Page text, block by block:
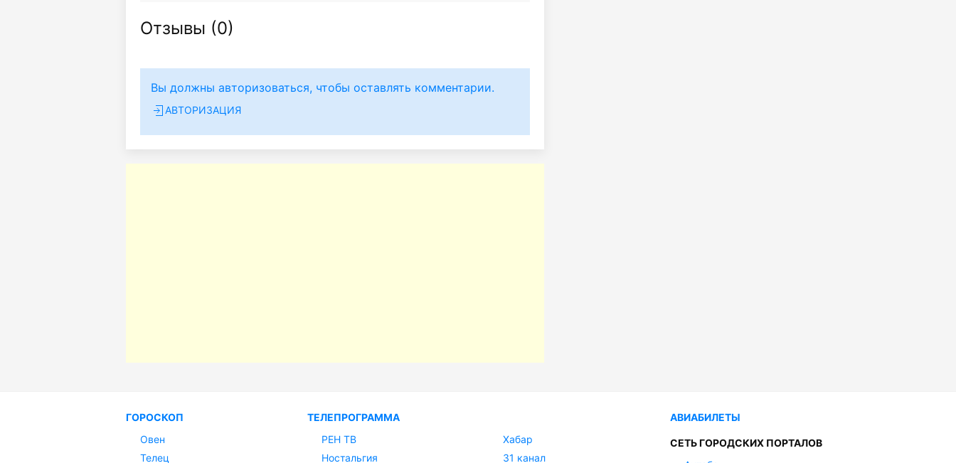
Отзывы (0)
Вы должны авторизоваться, чтобы оставлять комментарии.
АВТОРИЗАЦИЯ
ГОРОСКОП
Овен
Телец
ТЕЛЕПРОГРАММА
РЕН ТВ
Ностальгия
Хабар
31 канал
АВИАБИЛЕТЫ
СЕТЬ ГОРОДСКИХ ПОРТАЛОВ